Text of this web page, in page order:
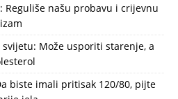
Reguliše našu probavu i crijevnu
Može usporiti starenje, a
biste imali pritisak 120/80, pijte